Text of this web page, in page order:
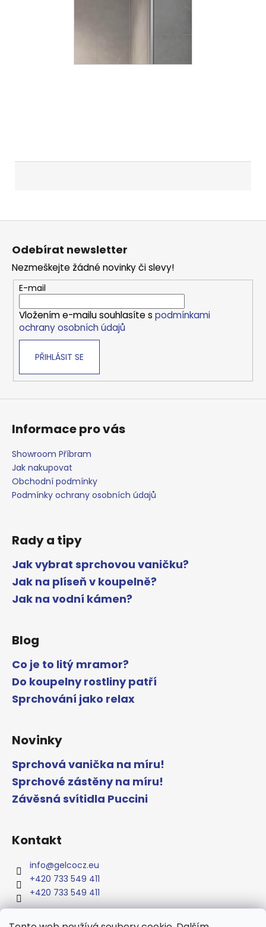
Z
Odebírat newsletter
Nezmeškejte žádné novinky či slevy!
E-mail
Vložením e-mailu souhlasíte s podmínkami
ochrany osobních údajů
PŘIHLÁSIT SE
Informace pro vás
Showroom Příbram
Jak nakupovat
Obchodní podmínky
Podmínky ochrany osobních údajů
Rady a tipy
Jak vybrat sprchovou vaničku?
Jak na plíseň v koupelně?
Jak na vodní kámen?
Blog
Co je to litý mramor?
Do koupelny rostliny patří
Sprchování jako relax
Novinky
Sprchová vanička na míru!
Sprchové zástěny na míru!
Závěsná svítidla Puccini
Kontakt
info@gelcocz.eu
+420 733 549 411
+420 733 549 411